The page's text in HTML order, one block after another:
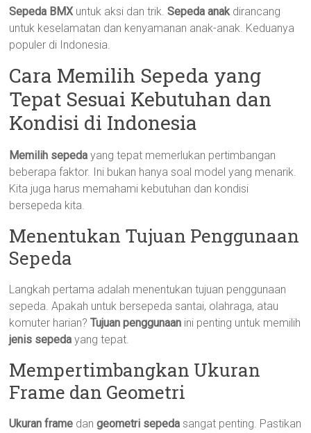
Sepeda BMXuntuk aksi dan trik.Sepeda anakdirancang
untuk keselamatan dan kenyamanan anak-anak. Keduanya
populer di Indonesia.
Cara Memilih Sepeda yang
Tepat Sesuai Kebutuhan dan
Kondisi di Indonesia
Memilih sepeda yang tepat memerlukan pertimbangan
beberapa faktor. Ini bukan hanya soal model yang menarik.
Kita juga harus memahami kebutuhan dan kondisi
bersepeda kita.
Menentukan Tujuan Penggunaan
Sepeda
Langkah pertama adalah menentukan tujuan penggunaan
sepeda. Apakah untuk bersepeda santai, olahraga, atau
komuter harian?Tujuan penggunaan ini penting untuk memilih
jenis sepeda yang tepat.
Mempertimbangkan Ukuran
Frame dan Geometri
Ukuran frame dangeometri sepeda sangat penting. Pastikan